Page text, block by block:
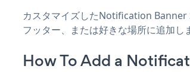
カスタマイズしたNotification Banner
フッター、または好きな場所に追加し
How To Add a